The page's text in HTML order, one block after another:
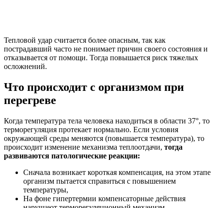
Тепловой удар считается более опасным, так как
пострадавший часто не понимает причин своего состояния и
отказывается от помощи. Тогда повышается риск тяжелых
осложнений.
Что происходит с организмом при
перегреве
Когда температура тела человека находиться в области 37°, то
терморегуляция протекает нормально. Если условия
окружающей среды меняются (повышается температура), то
происходит изменение механизма теплоотдачи, тогда
развиваются патологические реакции:
Сначала возникает короткая компенсация, на этом этапе
организм пытается справиться с повышением
температуры,
На фоне гипертермии компенсаторные действия